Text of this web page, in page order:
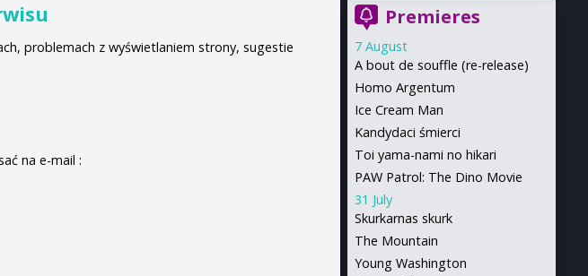
problemach z wyświetlaniem strony, sugestie
na e-mail :
Premieres
7 August
A bout de souffle (re-release)
Homo Argentum
Ice Cream Man
Kandydaci śmierci
Toi yama-nami no hikari
PAW Patrol: The Dino Movie
31 July
Skurkarnas skurk
The Mountain
Young Washington